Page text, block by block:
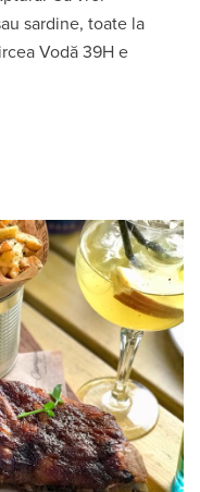
sardine, toate la
Vodă 39H e